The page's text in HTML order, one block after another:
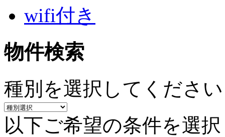
wifi付き
物件検索
種別を選択してください
以下ご希望の条件を選